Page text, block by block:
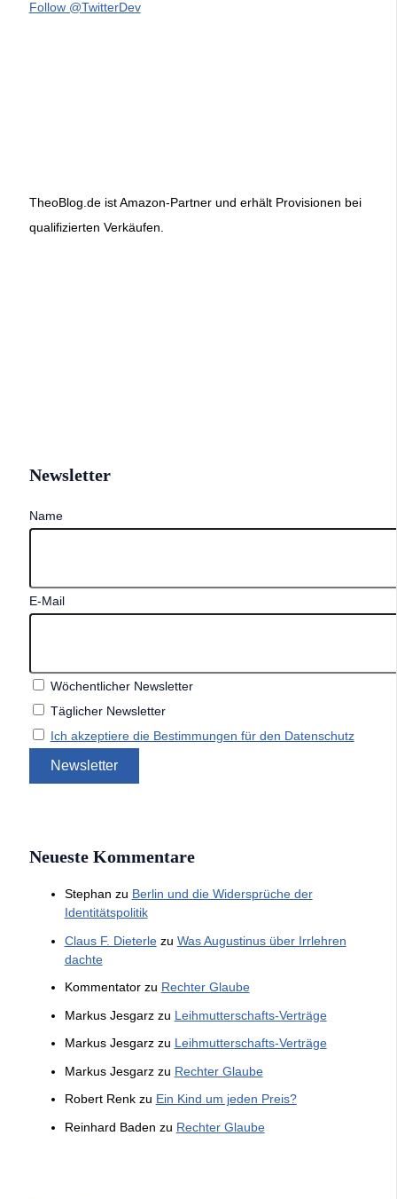
Follow @TwitterDev
TheoBlog.de ist Amazon-Partner und erhält Provisionen bei
qualifizierten Verkäufen.
Newsletter
Name
E-Mail
Wöchentlicher Newsletter
Täglicher Newsletter
Ich akzeptiere die Bestimmungen für den Datenschutz
Neueste Kommentare
Stephan zu Berlin und die Widersprüche der
Identitätspolitik
Claus F. Dieterlezu Was Augustinus über Irrlehren
dachte
Kommentatorzu Rechter Glaube
Markus Jesgarzzu Leihmutterschafts-Verträge
Markus Jesgarzzu Leihmutterschafts-Verträge
Markus Jesgarzzu Rechter Glaube
Robert Renkzu Ein Kind um jeden Preis?
Reinhard Baden zu Rechter Glaube